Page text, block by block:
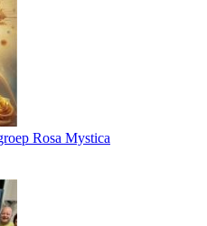
Rosa Mystica